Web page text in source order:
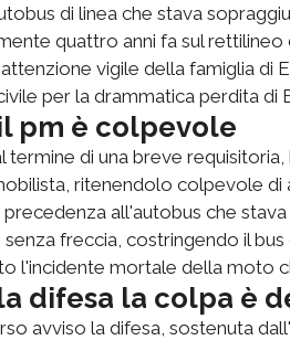
di linea che stava
quattro anni fa sul rettilineo
vigile della famiglia di
per la drammatica perdita di
pm è colpevole
termine di una breve
ritenendolo colpevole di
precedenza all'autobus che
senza freccia, costringendo il
l'incidente mortale della moto
difesa la colpa è
avviso la difesa, sostenuta